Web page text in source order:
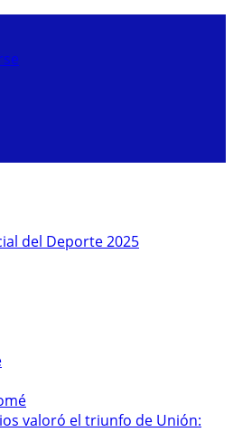
del Deporte 2025